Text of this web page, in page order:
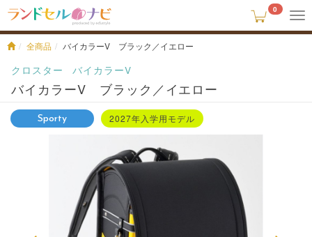
0
全商品 バイカラーV ブラック／イエロー
クロスター バイカラーV
バイカラーV ブラック／イエロー
2027年入学用モデル